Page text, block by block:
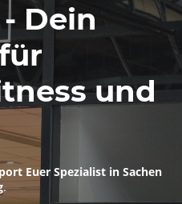
Dein
und
Euer Spezialist in Sachen
.